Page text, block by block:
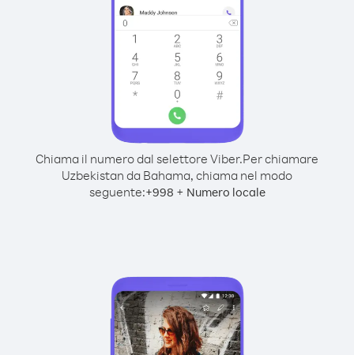
Chiama il numero dal selettore Viber.Per chiamare
Uzbekistan da Bahama, chiama nel modo
seguente:+998 + Numero locale